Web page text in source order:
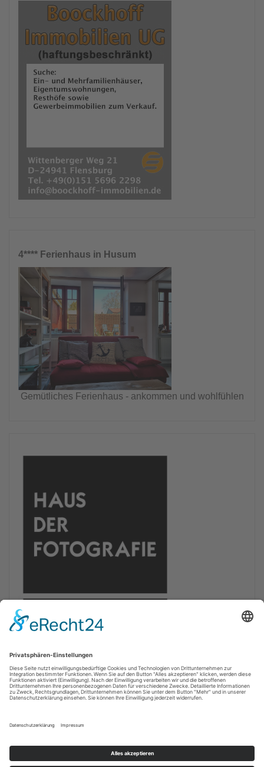
4**** Ferienhaus in Husum
Gemütliches Ferienhaus - ankommen und wohlfühlen